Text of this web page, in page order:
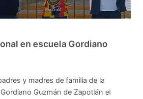
en escuela Gordiano
y madres de familia de la
Guzmán de Zapotlán el